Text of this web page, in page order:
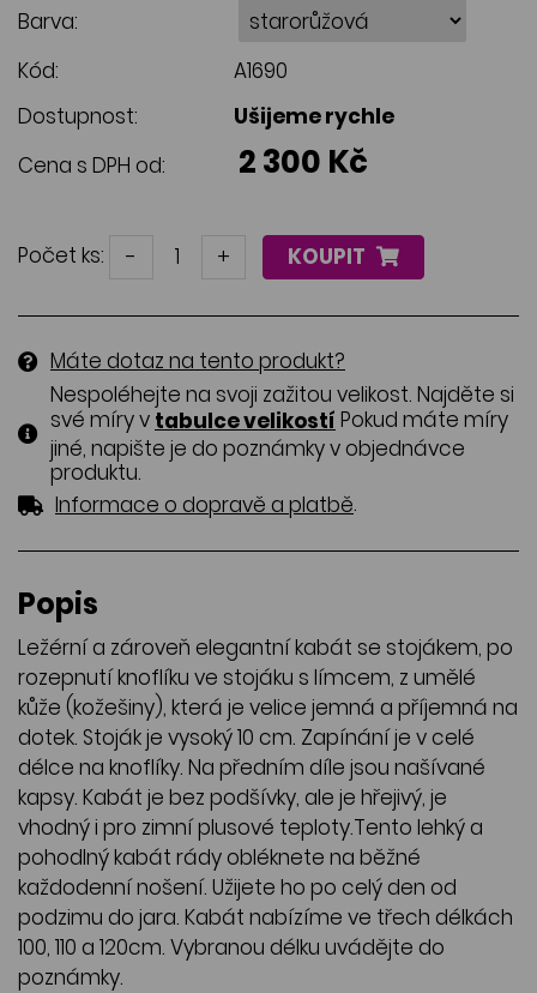
Barva:
Kód:
A1690
Dostupnost:
Ušijeme rychle
Cena s DPH od:
2 300 Kč
Počet ks: - + KOUPIT
Máte dotaz na tento produkt?
Nespoléhejte na svoji zažitou velikost. Najděte si
své míry v tabulce velikostí Pokud máte míry
jiné, napište je do poznámky v objednávce
produktu.
Informace o dopravě a platbě.
Popis
Ležérní a zároveň elegantní kabát se stojákem, po
rozepnutí knoflíku ve stojáku s límcem, z umělé
kůže (kožešiny), která je velice jemná a příjemná na
dotek. Stoják je vysoký 10 cm. Zapínání je v celé
délce na knoflíky. Na předním díle jsou našívané
kapsy. Kabát je bez podšívky, ale je hřejivý, je
vhodný i pro zimní plusové teploty.Tento lehký a
pohodlný kabát rády obléknete na běžné
každodenní nošení. Užijete ho po celý den od
podzimu do jara. Kabát nabízíme ve třech délkách
100, 110 a 120cm. Vybranou délku uvádějte do
poznámky.